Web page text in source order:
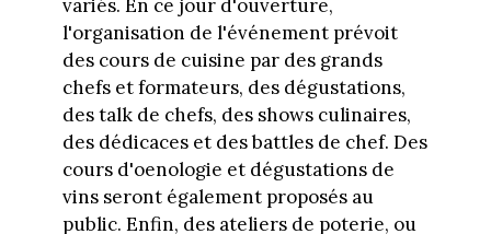
variés. En ce jour d'ouverture,
l'organisation de l'événement prévoit
des cours de cuisine par des grands
chefs et formateurs, des dégustations,
des talk de chefs, des shows culinaires,
des dédicaces et des battles de chef. Des
cours d'oenologie et dégustations de
vins seront également proposés au
public. Enfin, des ateliers de poterie, ou